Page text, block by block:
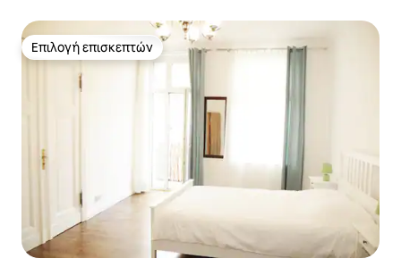
Επιλογή επισκεπτών
Επιλογή επισκεπτών